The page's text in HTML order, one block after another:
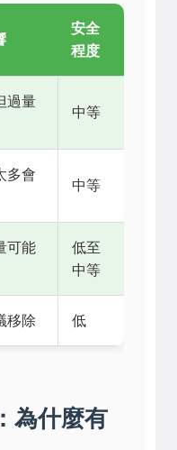
安全
程度
過量
中等
多會
中等
可能
低至
中等
移除 低
為什麼有